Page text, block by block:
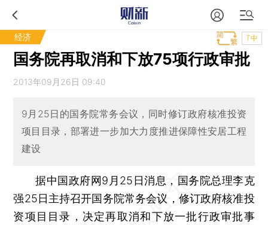
经济 T中
国务院再取消和下放75项行政审批
2013年09月26日 09:40
9月25日的国务院常务会议，同时修订政府核准投资
项目目录，部署进一步加大力度推进保障性安居工程
建设
据中国政府网9月25日消息，国务院总理李克
强25日主持召开国务院常务会议，修订政府核准投
资项目目录，决定再取消和下放一批行政审批事